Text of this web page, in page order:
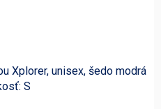
Xplorer, unisex, šedo modrá
S